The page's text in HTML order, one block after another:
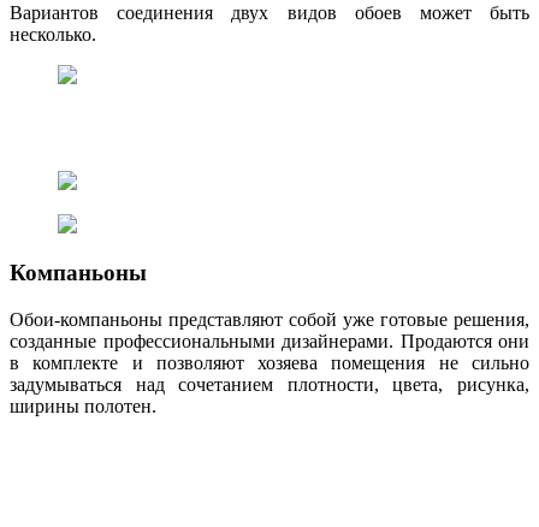
Вариантов соединения двух видов обоев может быть
несколько.
Компаньоны
Обои-компаньоны представляют собой уже готовые решения,
созданные профессиональными дизайнерами. Продаются они
в комплекте и позволяют хозяева помещения не сильно
задумываться над сочетанием плотности, цвета, рисунка,
ширины полотен.